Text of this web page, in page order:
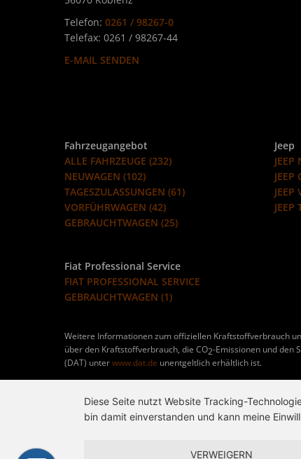
Telefon: 0261 / 98267-0
Telefax: 0261 / 98267-44
E-MAIL SENDEN
Fahrzeugangebot
ALLE FAHRZEUGE (232)
NEUWAGEN (102)
TAGESZULASSUNGEN (61)
VORFÜHRWAGEN (42)
GEBRAUCHTWAGEN (25)
Jeep
JEEP
JEEP
JEEP
JEEP
Fiat Professional Service
FIAT PROFESSIONAL SERVICE
GEBRAUCHTWAGEN (1)
Weitere Informationen zum offiziellen Kraftstoffverbrauch
über den Kraftstoffverbrauch, die CO2-Emissionen und den
(DAT) unterwww.dat.de unentgeltlich erhältlich ist.
Diese Seite nutzt Website Tracking-
bin damit einverstanden und kann meine
VERWEIGERN